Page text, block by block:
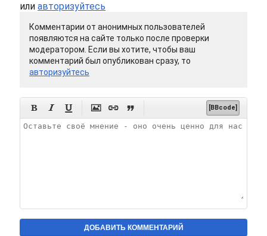
или авторизуйтесь
Комментарии от анонимных пользователей
появляются на сайте только после проверки
модератором. Если вы хотите, чтобы ваш
комментарий был опубликован сразу, то
авторизуйтесь
      [BBcode]